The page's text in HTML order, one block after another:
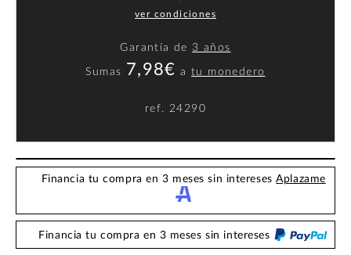
ver condiciones
Garantía de 3 años
Sumas 7,98€ atu monedero
ref. 24290
Financia tu compra en 3 meses sin interesesAplazame
Financia tu compra en 3 meses sin intereses